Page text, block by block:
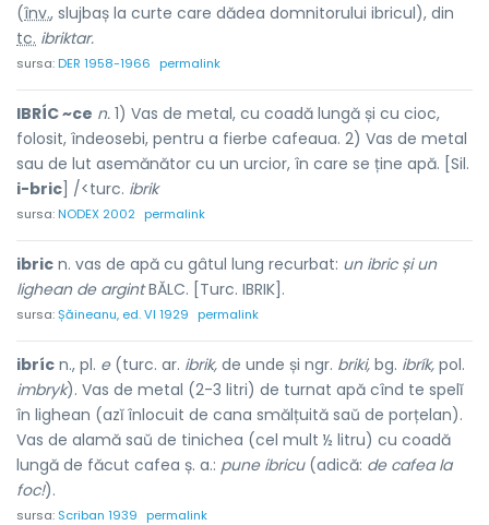
(înv., slujbaș la curte care dădea domnitorului ibricul), din
tc. ibriktar.
sursa:DER 1958-1966 permalink
IBRÍC ~ce n. 1) Vas de metal, cu coadă lungă și cu cioc,
folosit, îndeosebi, pentru a fierbe cafeaua. 2) Vas de metal
sau de lut asemănător cu un urcior, în care se ține apă. [Sil.
i-bric ] /<turc. ibrik
sursa:NODEX 2002 permalink
ibric n. vas de apă cu gâtul lung recurbat: un ibric și un
lighean de argintBĂLC. [Turc. IBRIK].
sursa:Șăineanu, ed. VI 1929 permalink
ibríc n., pl. e(turc. ar. ibrik, de unde și ngr. briki, bg. ibrík, pol.
imbryk). Vas de metal (2-3 litri) de turnat apă cînd te spelĭ
în lighean (azĭ înlocuit de cana smălțuită saŭ de porțelan).
Vas de alamă saŭ de tinichea (cel mult ½ litru) cu coadă
lungă de făcut cafea ș. a.: pune ibricu(adică: de cafea la
foc!).
sursa: Scriban 1939 permalink